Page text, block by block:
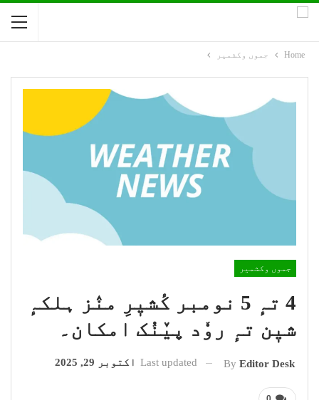
Home جموں وکشمیر
جموں وکشمیر
4 تہٕ 5 نومبر کٔشیٖرِ منٛز ہلکہٕ
شیٖن تہٕ روٗد پیٚنُک امکان۔
By Editor Desk
Last updated اکتوبر 29, 2025